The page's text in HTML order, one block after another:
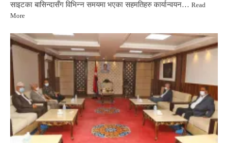
साइटका बासिन्दासँग विभिन्न समयमा भएका सहमतिहरु कार्यान्वयन…Read
More